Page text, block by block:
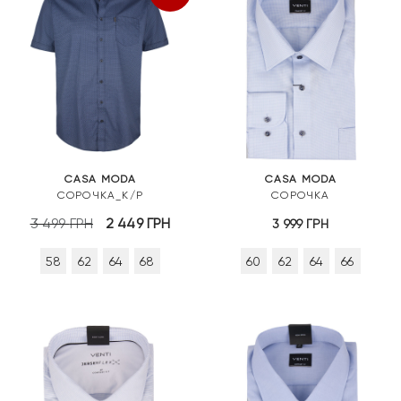
CASA MODA
СОРОЧКА_К/Р
3 499ГРН
Оригінальна
2 449 ГРН
58 62 64 68
CASA MODA
СОРОЧКА
3 999 ГРН
60 62 64 66